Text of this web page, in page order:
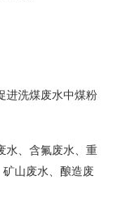
进洗煤废水中煤粉
水、含氟废水、重
山废水、酿造废